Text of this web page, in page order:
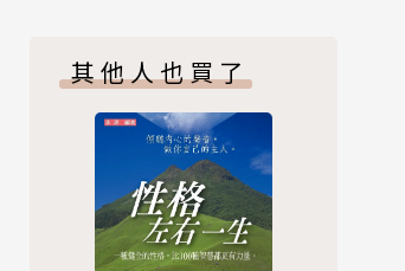
其他人也買了